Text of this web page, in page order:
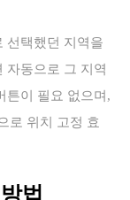
선택했던 지역을
자동으로 그 지역
튼이 필요 없으며,
로 위치 고정 효
법